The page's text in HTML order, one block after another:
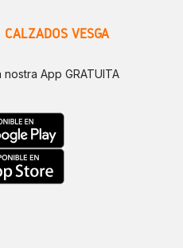
CALZADOS VESGA
App GRATUITA